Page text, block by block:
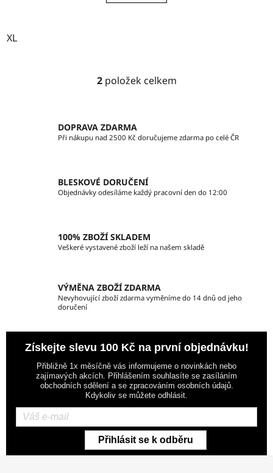
XL
O
á
d
í
p
k
y
p
i
u
2položek celkem
DOPRAVA ZDARMA
Při nákupu nad 2500 Kč doručujeme zdarma po celé ČR
BLESKOVÉ DORUČENÍ
Objednávky odesíláme každý pracovní den do 12:00
100% ZBOŽÍ SKLADEM
Veškeré vystavené zboží leží na našem skladě
VÝMĚNA ZBOŽÍ ZDARMA
Nevyhovující zboží zdarma vyměníme do 14 dnů od jeho
doručení
Získejte slevu 100 Kč na první objednávku!
Přibližně 1x měsíčně vás informujeme o novinkách nebo
zajímavých akcích. Přihlášením souhlasíte se zasíláním
obchodních sdělení a se zpracováním osobních údajů.
Kdykoliv se můžete odhlásit.
Přihlásit se k odběru
Z